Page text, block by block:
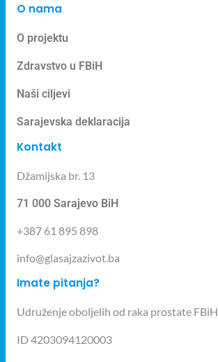
O nama
O projektu
Zdravstvo u FBiH
Naši ciljevi
Sarajevska deklaracija
Kontakt
Džamijska br. 13
71 000 Sarajevo BiH
+387 61 895 898
info@glasajzazivot.ba
Imate pitanja?
Udruženje oboljelih od raka prostate FBiH
ID 4203094120003